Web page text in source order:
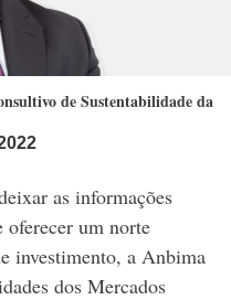
de Sustentabilidade da
as informações
oferecer um norte
investimento, a Anbima
dos Mercados